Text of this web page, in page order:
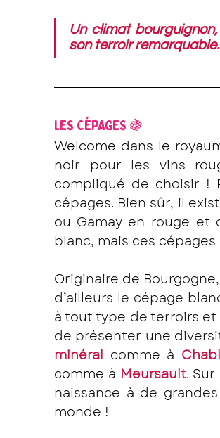
Un climat
son terroir remarquable.
LES CÉPAGES 🍇
Welcome dans le
noir pour les vins
compliqué de choisir !
cépages. Bien sûr, il
ou Gamay en rouge et
blanc, mais ces
Originaire de
d’ailleurs le cépage
à tout type de terroirs
minéral comme à
comme à Meursault.
naissance à de
monde !